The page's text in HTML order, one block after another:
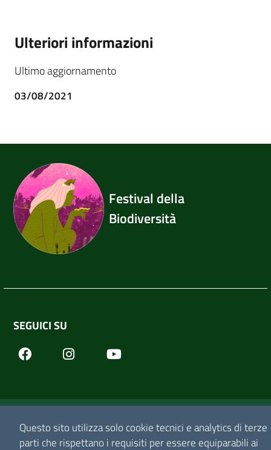
Questo sito utilizza solo cookie tecnici e analytics di terze
parti che rispettano i requisiti per essere equiparabili ai
Ulteriori informazioni
Ultimo aggiornamento
03/08/2021
Festival della
Biodiversità
SEGUICI SU
FacebookInstagram